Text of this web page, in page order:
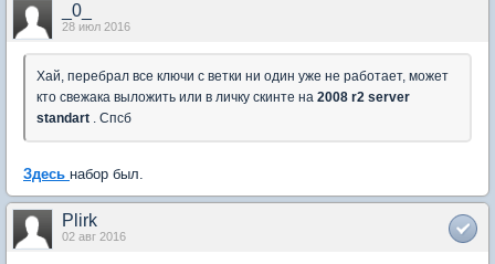
_0_
28 июл 2016
Хай, перебрал все ключи с ветки ни один уже не работает, может
кто свежака выложить или в личку скинте на 2008 r2 server
standart . Спсб
Здесь набор был.
Plirk
02 авг 2016